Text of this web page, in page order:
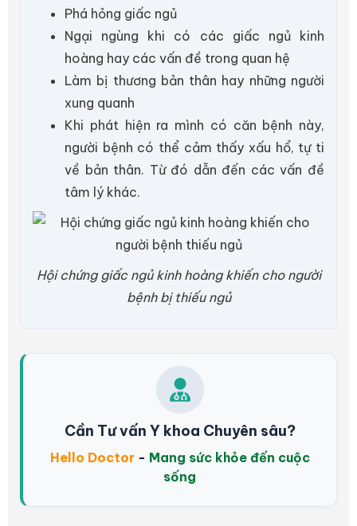
Phá hỏng giấc ngủ
Ngại ngùng khi có các giấc ngủ kinh
hoàng hay các vấn đề trong quan hệ
Làm bị thương bản thân hay những người
xung quanh
Khi phát hiện ra mình có căn bệnh này,
người bệnh có thể cảm thấy xấu hổ, tự ti
về bản thân. Từ đó dẫn đến các vấn đề
tâm lý khác.
Hội chứng giấc ngủ kinh hoàng khiến cho người
bệnh bị thiếu ngủ
Cần Tư vấn Y khoa Chuyên sâu?
Hello Doctor- Mang sức khỏe đến cuộc
sống